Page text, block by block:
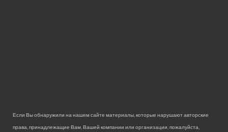
Если Вы обнаружили на нашем сайте материалы, которые нарушают авторские
права, принадлежащие Вам, Вашей компании или организации, пожалуйста,